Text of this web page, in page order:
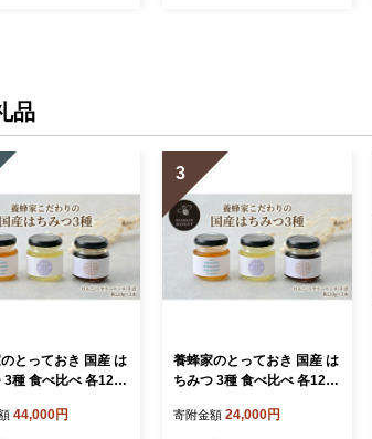
品
とっておき 国産 は
3種 食べ比べ 各120g
アリーベッチ そば
44,000円
3
養蜂家のとっておき 国産 は
ちみつ 3種 食べ比べ 各120g
りんご ヘアリーベッチ そば
寄附金額 24,000円